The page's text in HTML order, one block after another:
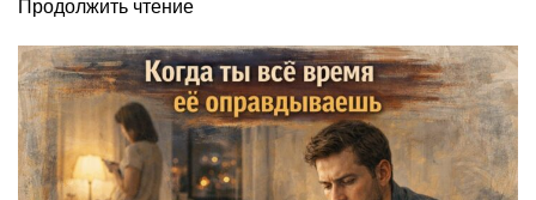
Продолжить чтение